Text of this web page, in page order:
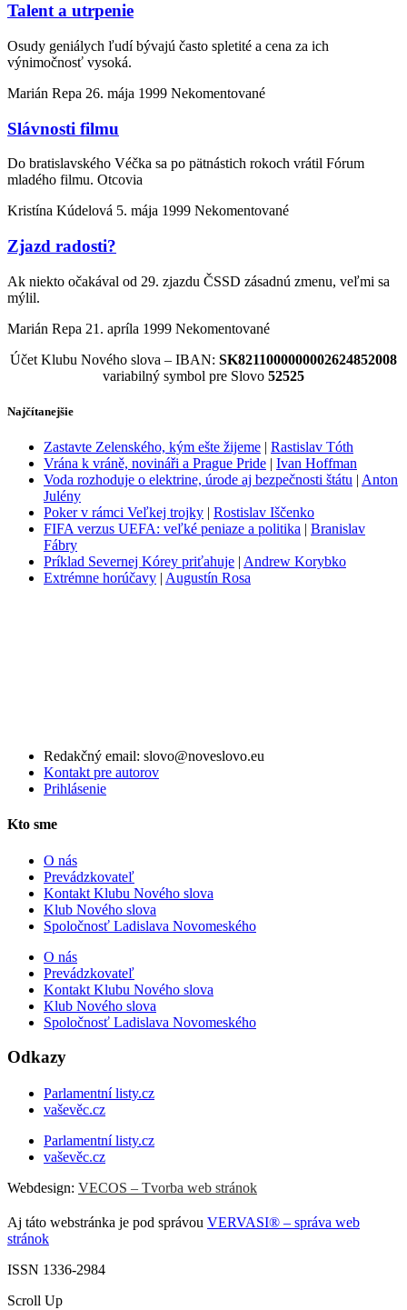
Talent a utrpenie
Osudy geniálych ľudí bývajú často spletité a cena za ich
výnimočnosť vysoká.
Marián Repa 26. mája 1999 Nekomentované
Slávnosti filmu
Do bratislavského Véčka sa po pätnástich rokoch vrátil Fórum
mladého filmu. Otcovia
Kristína Kúdelová 5. mája 1999 Nekomentované
Zjazd radosti?
Ak niekto očakával od 29. zjazdu ČSSD zásadnú zmenu, veľmi sa
mýlil.
Marián Repa 21. apríla 1999 Nekomentované
Účet Klubu Nového slova – IBAN: SK8211000000002624852008
variabilný symbol pre Slovo 52525
Najčítanejšie
Zastavte Zelenského, kým ešte žijeme | Rastislav Tóth
Vrána k vráně, novináři a Prague Pride | Ivan Hoffman
Voda rozhoduje o elektrine, úrode aj bezpečnosti štátu | Anton
Julény
Poker v rámci Veľkej trojky | Rostislav Iščenko
FIFA verzus UEFA: veľké peniaze a politika | Branislav
Fábry
Príklad Severnej Kórey priťahuje | Andrew Korybko
Extrémne horúčavy | Augustín Rosa
Redakčný email: slovo@noveslovo.eu
Kontakt pre autorov
Prihlásenie
Kto sme
O nás
Prevádzkovateľ
Kontakt Klubu Nového slova
Klub Nového slova
Spoločnosť Ladislava Novomeského
O nás
Prevádzkovateľ
Kontakt Klubu Nového slova
Klub Nového slova
Spoločnosť Ladislava Novomeského
Odkazy
Parlamentní listy.cz
vaševěc.cz
Parlamentní listy.cz
vaševěc.cz
Webdesign: VECOS – Tvorba web stránok
Aj táto webstránka je pod správou VERVASI® – správa web
stránok
ISSN 1336-2984
Scroll Up